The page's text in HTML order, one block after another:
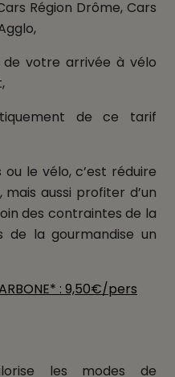
Région Drôme, Cars
votre arrivée à vélo
de ce tarif
le vélo, c’est réduire
aussi profiter d’un
des contraintes de la
de la gourmandise un
: 9,50€/pers
les modes de